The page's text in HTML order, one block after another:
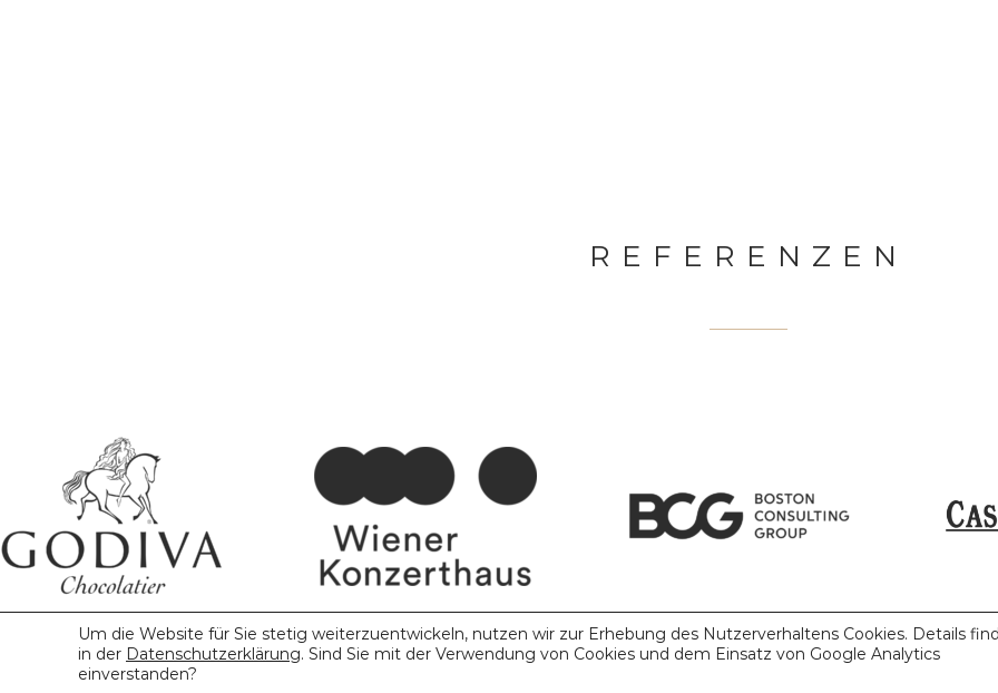
REFERENZEN
Um die Website für Sie stetig weiterzuentwickeln, nutzen wir zur Erhebung des Nutzerverhaltens Cookies. Details
in der Datenschutzerklärung. Sind Sie mit der Verwendung von Cookies und dem Einsatz von Google Analytics
einverstanden?